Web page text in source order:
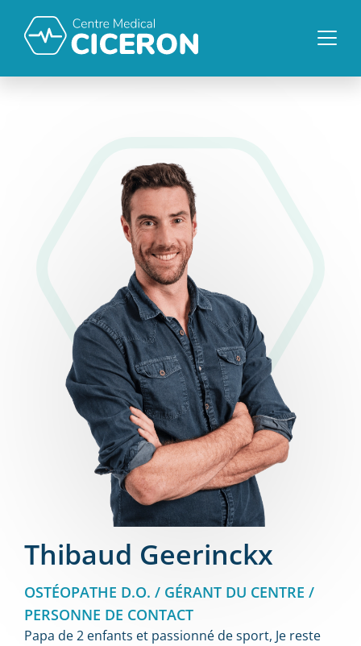
Thibaud Geerinckx
OSTÉOPATHE D.O. / GÉRANT DU CENTRE /
PERSONNE DE CONTACT
Papa de 2 enfants et passionné de sport, Je reste